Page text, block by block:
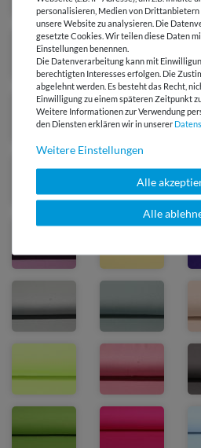
personalisieren, Medien von
unsere Website zu analysieren. Die
gesetzte Cookies. Wir teilen diese Daten
Einstellungen benennen.
Die Datenverarbeitung kann mit
berechtigten Interesses erfolgen. Die
abgelehnt werden. Es besteht das Recht,
Einwilligung zu einem späteren Zeitpunkt
Weitere Informationen zur Verwendung
den Diensten erklären wir in unserer
Weitere Einstellungen
Alle
Alle